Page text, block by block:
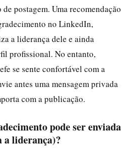
postagem. Uma recomendação
no LinkedIn,
a liderança dele e ainda
profissional. No entanto,
se sente confortável com a
antes uma mensagem privada
com a publicação.
pode ser enviada
a liderança)?